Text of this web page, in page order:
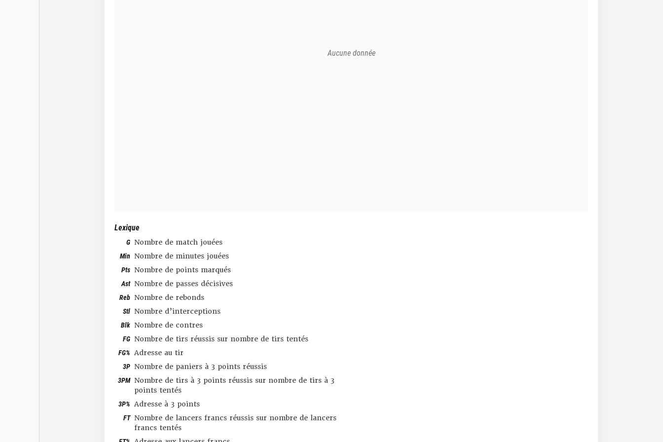
Aucune donnée
Lexique
G Nombre de match jouées
Min Nombre de minutes jouées
Pts Nombre de points marqués
Ast Nombre de passes décisives
Reb Nombre de rebonds
Stl Nombre d’interceptions
Blk Nombre de contres
FG Nombre de tirs réussis sur nombre de tirs tentés
FG% Adresse au tir
3P Nombre de paniers à 3 points réussis
3PM Nombre de tirs à 3 points réussis sur nombre de tirs à 3
points tentés
3P% Adresse à 3 points
FT Nombre de lancers francs réussis sur nombre de lancers
francs tentés